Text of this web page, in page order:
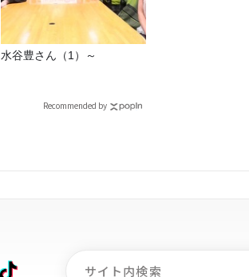
水谷豊さん（1）～
Recommended by